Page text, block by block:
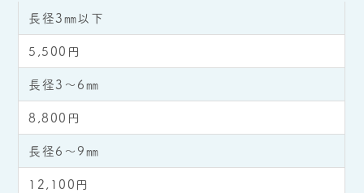
長径3㎜以下
5,500円
長径3～6㎜
8,800円
長径6～9㎜
12,100円